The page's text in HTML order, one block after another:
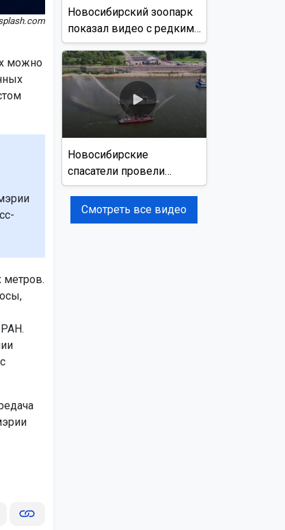
можно
метров.
Новосибирский зоопарк
показал видео с редким
виверровым котом
Новосибирские
спасатели провели
учения на реке Обь
Смотреть все видео